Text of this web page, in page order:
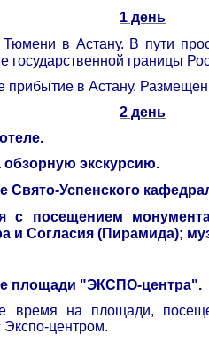
1 день
в Астану. В пути
государственной границы
прибытие в Астану.
2 день
обзорную экскурсию.
Свято-Успенского
с посещением
и Согласия (Пирамида);
площади "ЭКСПО-центра".
время на площади,
центром.